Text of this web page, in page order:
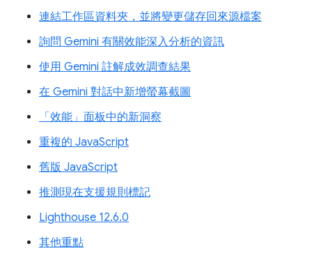
連結工作區資料夾，並將變更儲存回來源檔案
詢問 Gemini 有關效能深入分析的資訊
使用 Gemini 註解成效調查結果
在 Gemini 對話中新增螢幕截圖
「效能」面板中的新洞察
重複的 JavaScript
舊版 JavaScript
推測現在支援規則標記
Lighthouse 12.6.0
其他重點